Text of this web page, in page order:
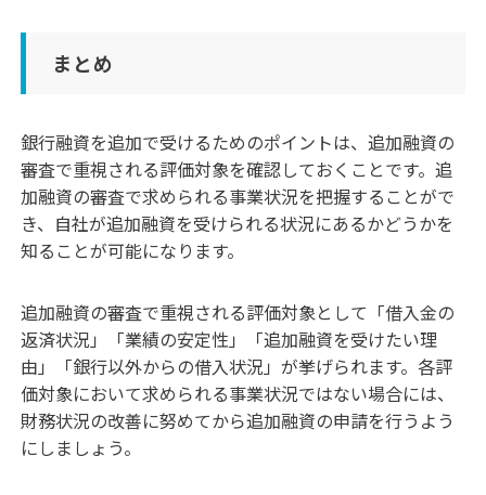
まとめ
銀行融資を追加で受けるためのポイントは、追加融資の
審査で重視される評価対象を確認しておくことです。追
加融資の審査で求められる事業状況を把握することがで
き、自社が追加融資を受けられる状況にあるかどうかを
知ることが可能になります。
追加融資の審査で重視される評価対象として「借入金の
返済状況」「業績の安定性」「追加融資を受けたい理
由」「銀行以外からの借入状況」が挙げられます。各評
価対象において求められる事業状況ではない場合には、
財務状況の改善に努めてから追加融資の申請を行うよう
にしましょう。